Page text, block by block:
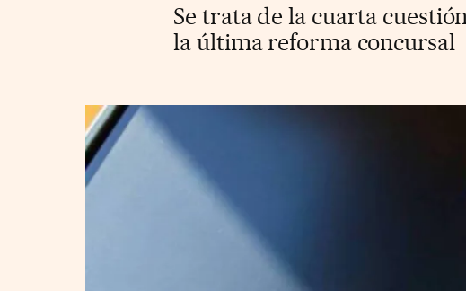
Se trata de la cuarta
la última reforma concursal